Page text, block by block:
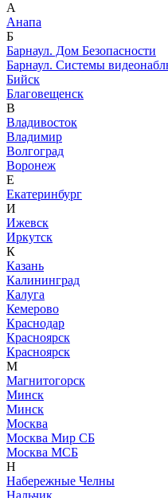
А
Анапа
Б
Барнаул. Дом Безопасности
Барнаул. Системы
Бийск
Благовещенск
В
Владивосток
Владимир
Волгоград
Воронеж
Е
Екатеринбург
И
Ижевск
Иркутск
К
Казань
Калининград
Калуга
Кемерово
Краснодар
Красноярск
Красноярск
М
Магнитогорск
Минск
Минск
Москва
Москва Мир СБ
Москва МСБ
Н
Набережные Челны